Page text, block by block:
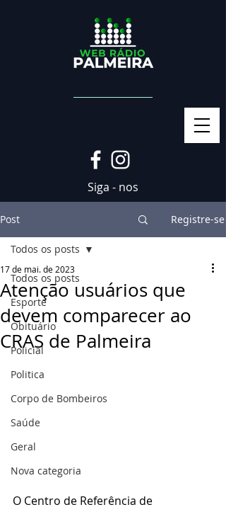
Siga - nos
Post Registre-se
Todos os posts
Esporte
Obituário
Policial
Politica
Corpo de Bombeiros
Saúde
Geral
Nova categoria
Todos os posts
Atenção usuários que
devem comparecer ao
CRAS de Palmeira
17 de mai. de 2023
O Centro de Referência de